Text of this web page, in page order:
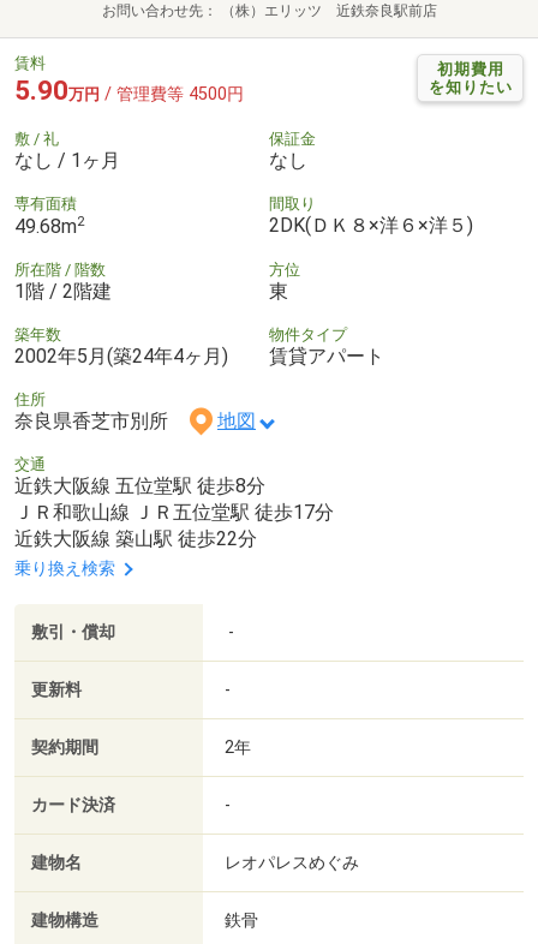
お問い合わせ先 （株）エリッツ 近鉄奈良駅前店
初期費用
を知りたい
賃料
5.90万円 / 管理費等 4500円
敷 / 礼
なし / 1ヶ月
保証金
なし
専有面積
49.68m2
間取り
2DK(ＤＫ８×洋６×洋５)
所在階 / 階数
1階 / 2階建
方位
東
築年数
2002年5月(築24年4ヶ月)
物件タイプ
賃貸アパート
住所
奈良県香芝市別所 地図
交通
近鉄大阪線 五位堂駅 徒歩8分
ＪＲ和歌山線 ＪＲ五位堂駅 徒歩17分
近鉄大阪線 築山駅 徒歩22分
乗り換え検索
敷引・償却 -
更新料 -
契約期間 2年
カード決済 -
建物名 レオパレスめぐみ
建物構造 鉄骨